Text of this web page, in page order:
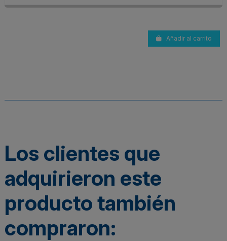
Añadir al carrito
Los clientes que
adquirieron este
producto también
compraron: